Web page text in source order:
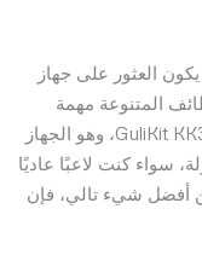
العثور على جهاز
المتنوعة مهمة
شاقة، لهذا كشفت شركة عن يد تحكم GuliKit KK3 Max، وهو الجهاز
سواء كنت لاعبًا عاديًا
أفضل شيء تالي، فإن